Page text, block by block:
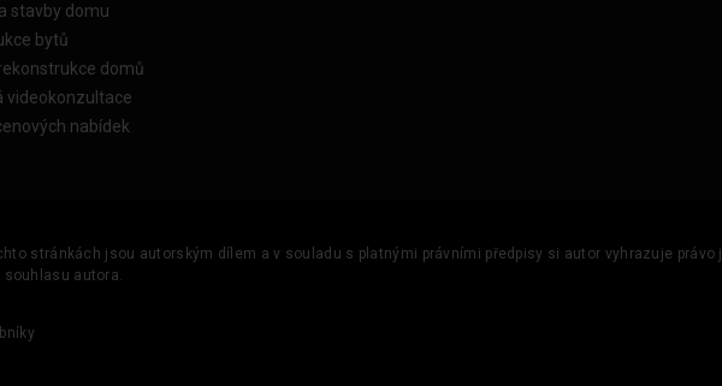
stavby domu
bytů
domů
videokonzultace
nabídek
stránkách jsou autorským dílem a v souladu s platnými právními předpisy si autor vyhrazuje
souhlasu autora.